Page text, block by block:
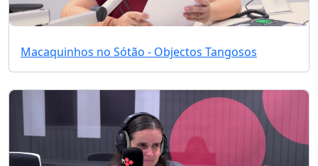
Macaquinhos no Sótão - Objectos Tangosos